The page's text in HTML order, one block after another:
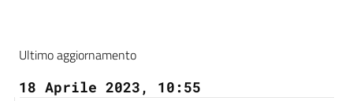
Ultimo aggiornamento
18 Aprile 2023, 10:55